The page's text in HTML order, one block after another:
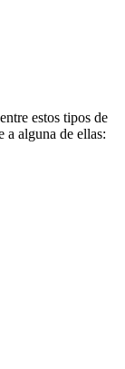
estos tipos de
a alguna de ellas: